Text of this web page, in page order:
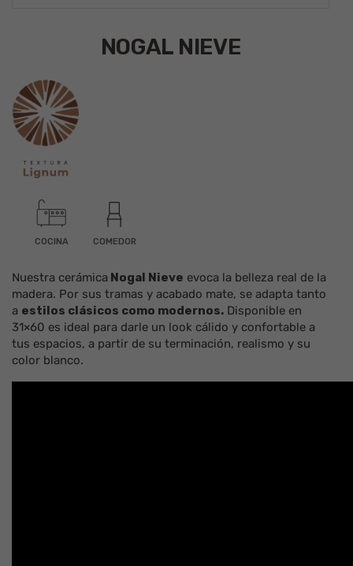
NOGAL NIEVE
COCINA COMEDOR
Nuestra cerámica Nogal Nieve evoca la belleza real de la
madera. Por sus tramas y acabado mate, se adapta tanto
a estilos clásicos como modernos. Disponible en
31×60 es ideal para darle un look cálido y confortable a
tus espacios, a partir de su terminación, realismo y su
color blanco.